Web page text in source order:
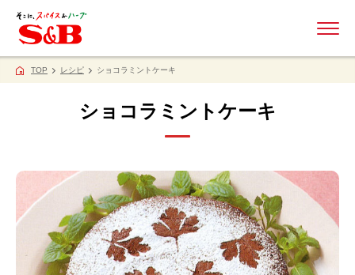
TOP レシピ ショコラミントケーキ
ショコラミントケーキ